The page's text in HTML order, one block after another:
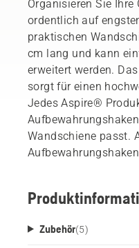
Organisieren Sie Ihre
ordentlich auf
praktischen
cm lang und kann
erweitert werden.
sorgt für einen
Jedes Aspire®
Wandschiene passt.
Wasserschlauch oder
Lieferumfang
Zubehör(5)